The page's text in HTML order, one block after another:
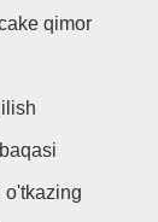
qimor
o'tkazing